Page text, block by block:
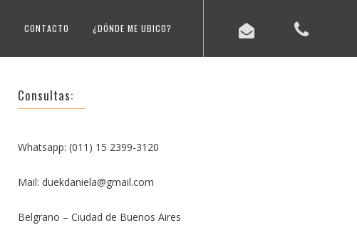
CONTACTO ¿DÓNDE ME UBICO?
Consultas:
Whatsapp: (011) 15 2399-3120
Mail: duekdaniela@gmail.com
Belgrano – Ciudad de Buenos Aires